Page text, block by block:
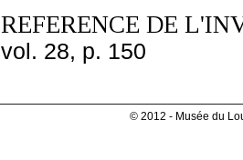
REFERENCE DE
vol. 28, p. 150
© 2012 - Musée du